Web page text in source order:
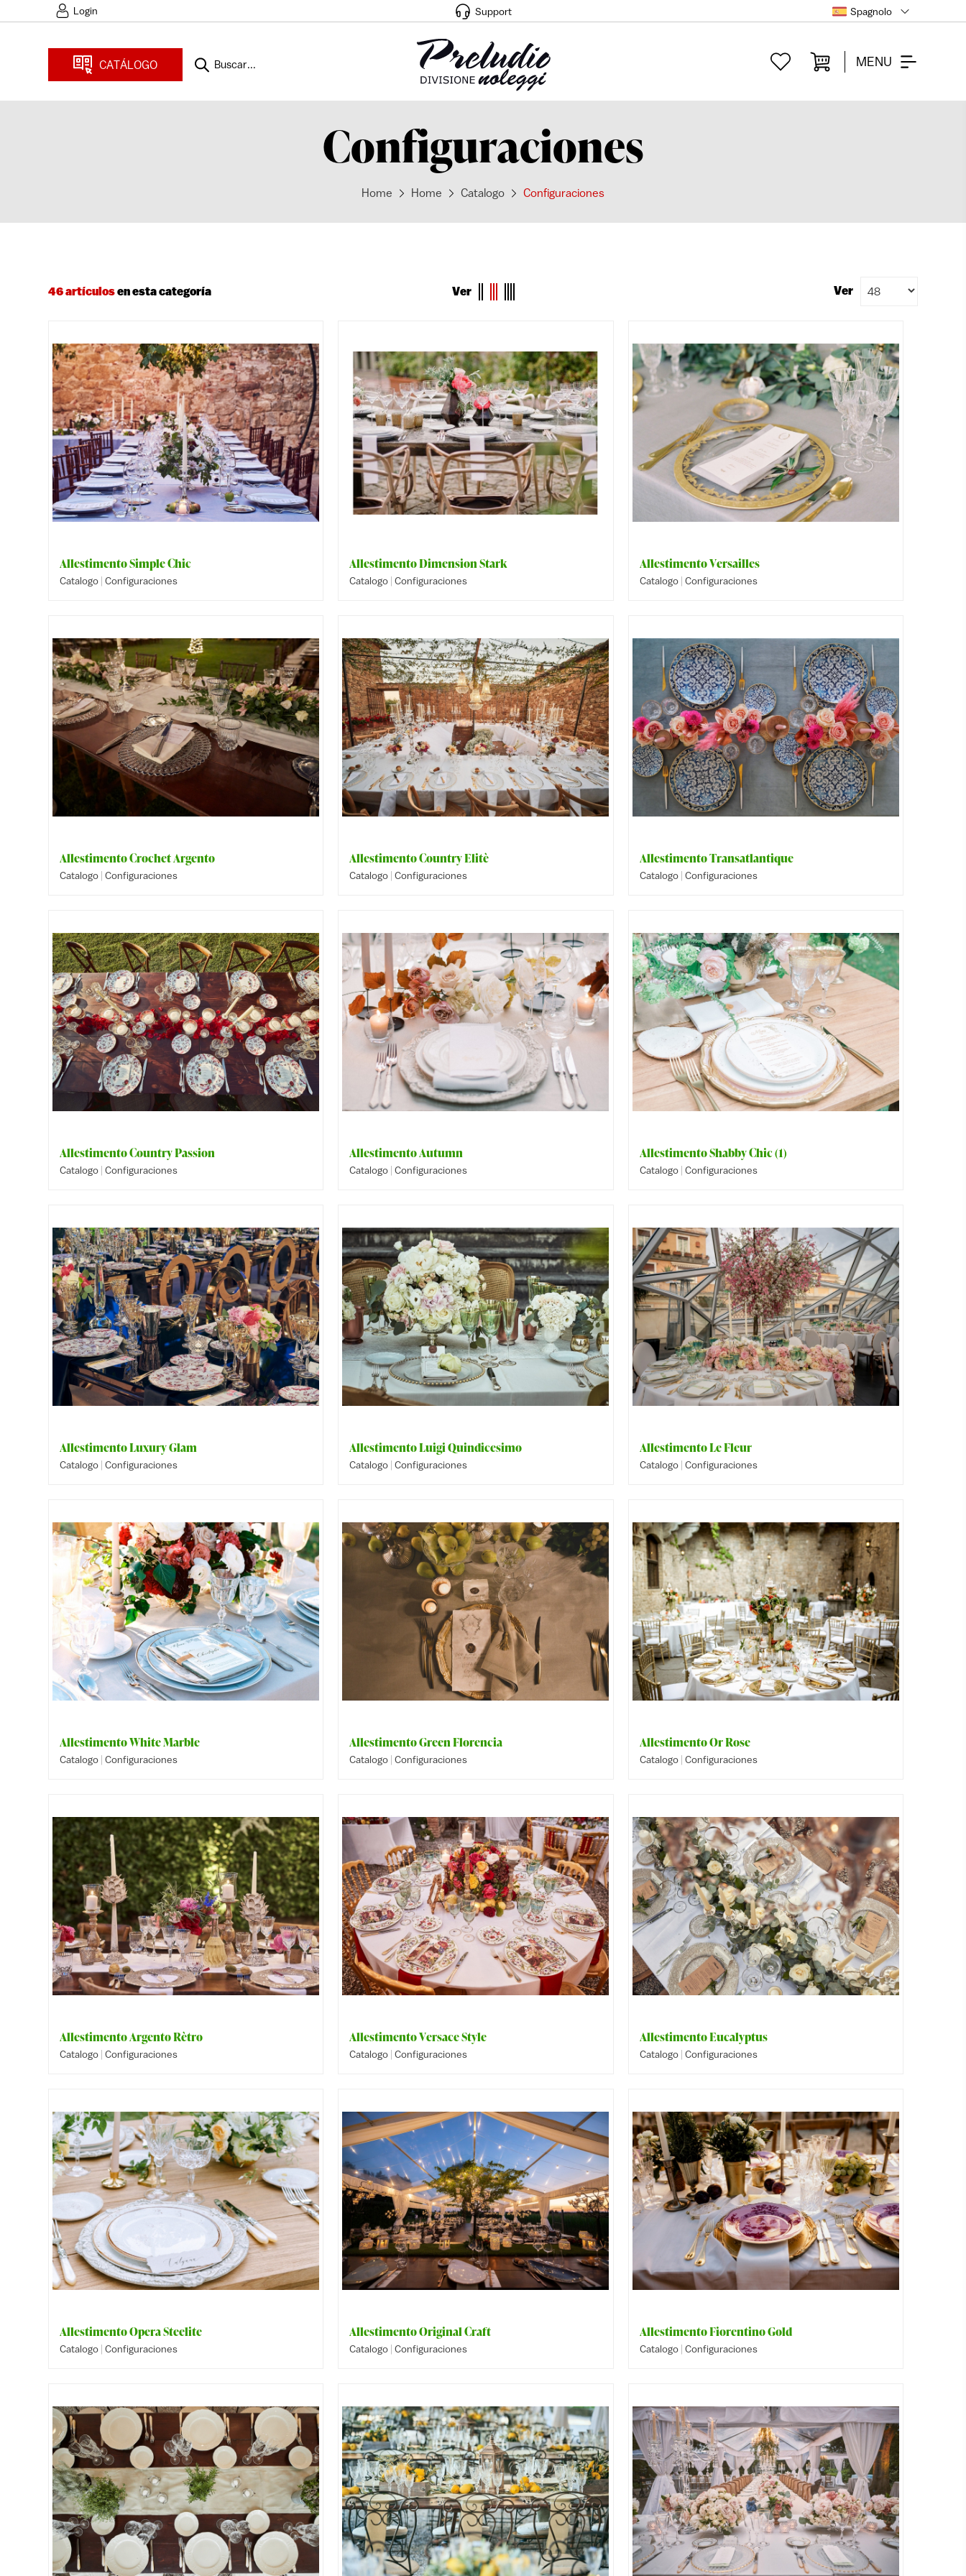
Login Support Spagnolo
CATÁLOGO Buscar... MENU
Configuraciones
Home Home Catalogo Configuraciones
46 artículosen esta categoría Ver Ver
Allestimento Simple Chic
Catalogo | Configuraciones
Allestimento Dimension Stark
Catalogo | Configuraciones
Allestimento Versailles
Catalogo | Configuraciones
Allestimento Crochet Argento
Catalogo | Configuraciones
Allestimento Country Elitè
Catalogo | Configuraciones
Allestimento Transatlantique
Catalogo | Configuraciones
Allestimento Country Passion
Catalogo | Configuraciones
Allestimento Autumn
Catalogo | Configuraciones
Allestimento Shabby Chic (1)
Catalogo | Configuraciones
Allestimento Luxury Glam
Catalogo | Configuraciones
Allestimento Luigi Quindicesimo
Catalogo | Configuraciones
Allestimento Le Fleur
Catalogo | Configuraciones
Allestimento White Marble
Catalogo | Configuraciones
Allestimento Green Florencia
Catalogo | Configuraciones
Allestimento Or Rose
Catalogo | Configuraciones
Allestimento Argento Rètro
Catalogo | Configuraciones
Allestimento Versace Style
Catalogo | Configuraciones
Allestimento Eucalyptus
Catalogo | Configuraciones
Allestimento Opera Steelite
Catalogo | Configuraciones
Allestimento Original Craft
Catalogo | Configuraciones
Allestimento Fiorentino Gold
Catalogo | Configuraciones